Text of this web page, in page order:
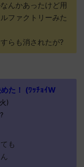
んかあったけど用
ファクトリーみた
らも消されたが?
た！ (ﾜｯﾁｮｲW
)
も